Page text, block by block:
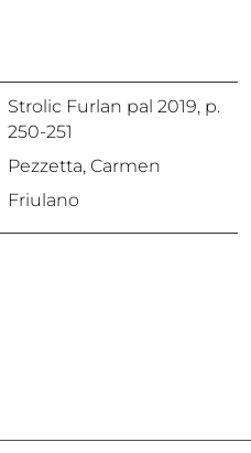
Strolic Furlan pal 2019, p.
250-251
Pezzetta, Carmen
Friulano